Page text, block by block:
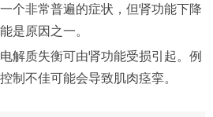
个非常普遍的症状，但肾功能下降
是原因之一。
电解质失衡可由肾功能受损引起。例
制不佳可能会导致肌肉痉挛。